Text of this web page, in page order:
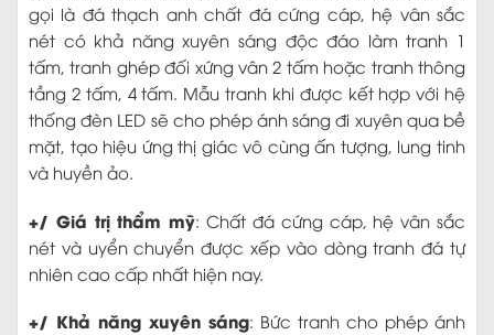
gọi là đá thạch anh chất đá cứng cáp, hệ vân sắc
nét có khả năng xuyên sáng độc đáo làm tranh 1
tấm, tranh ghép đối xứng vân 2 tấm hoặc tranh thông
tầng 2 tấm, 4 tấm. Mẫu tranh khi được kết hợp với hệ
thống đèn LED sẽ cho phép ánh sáng đi xuyên qua bề
mặt, tạo hiệu ứng thị giác vô cùng ấn tượng, lung tinh
và huyền ảo.
+/ Giá trị thẩm mỹ: Chất đá cứng cáp, hệ vân sắc
nét và uyển chuyển được xếp vào dòng tranh đá tự
nhiên cao cấp nhất hiện nay.
+/ Khả năng xuyên sáng: Bức tranh cho phép ánh